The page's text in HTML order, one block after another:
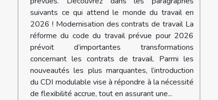
suivants ce qui attend le monde du travail en
2026 ! Modernisation des contrats de travail La
réforme du code du travail prévue pour 2026
prévoit d’importantes transformations
concernant les contrats de travail. Parmi les
nouveautés les plus marquantes, l’introduction
du CDI modulable vise à répondre à la nécessité
de flexibilité accrue, tout en assurant une...